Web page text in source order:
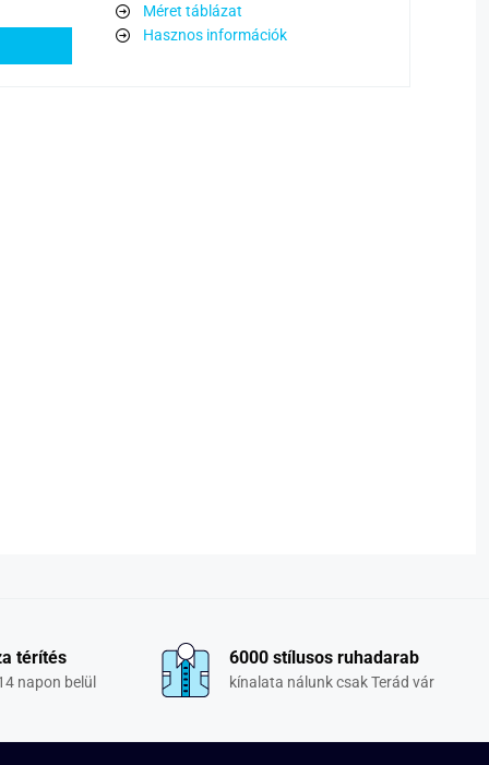
Méret táblázat
Hasznos információk
térítés
napon belül
6000 stílusos ruhadarab
kínalata nálunk csak Terád vár